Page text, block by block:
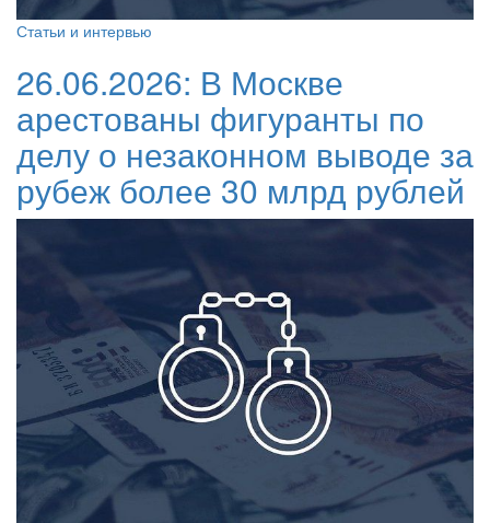
Статьи и интервью
26.06.2026: В Москве
арестованы фигуранты по
делу о незаконном выводе за
рубеж более 30 млрд рублей